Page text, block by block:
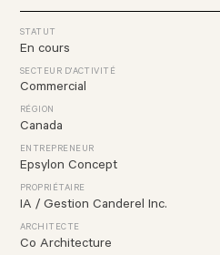
STATUT
En cours
SECTEUR D'ACTIVITÉ
Commercial
RÉGION
Canada
ENTREPRENEUR
Epsylon Concept
PROPRIÉTAIRE
IA / Gestion Canderel Inc.
ARCHITECTE
Co Architecture